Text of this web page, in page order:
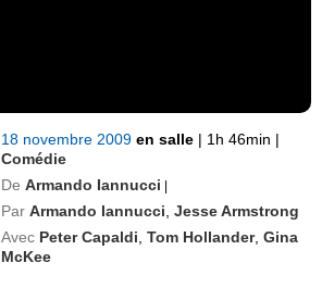
18 novembre 2009en salle | 1h 46min |
Comédie
De Armando Iannucci |
Par Armando Iannucci ,Jesse Armstrong
Avec Peter Capaldi ,Tom Hollander,Gina
McKee